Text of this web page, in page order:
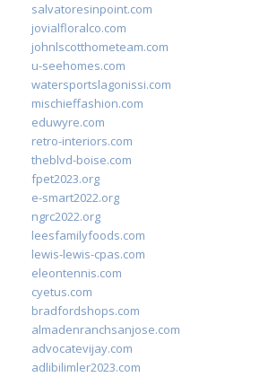
salvatoresinpoint.com
jovialfloralco.com
johnlscotthometeam.com
u-seehomes.com
watersportslagonissi.com
mischieffashion.com
eduwyre.com
retro-interiors.com
theblvd-boise.com
fpet2023.org
e-smart2022.org
ngrc2022.org
leesfamilyfoods.com
lewis-lewis-cpas.com
eleontennis.com
cyetus.com
bradfordshops.com
almadenranchsanjose.com
advocatevijay.com
adlibilimler2023.com